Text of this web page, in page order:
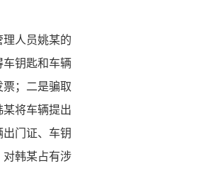
人员姚某的
钥匙和车辆
；二是骗取
将车辆提出
门证、车钥
对韩某占有涉